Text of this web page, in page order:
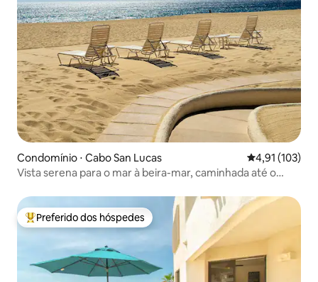
Condomínio ⋅ Cabo San Lucas 4,91 de uma
4,91 (103)
Vista serena para o mar à beira-mar, caminhada até o
Entre os melhores preferidos dos hóspedes
Preferido dos hóspedes